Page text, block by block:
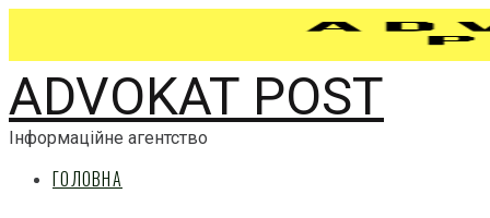
ADVOKAT POST
Інформаційне агентство
ГОЛОВНА